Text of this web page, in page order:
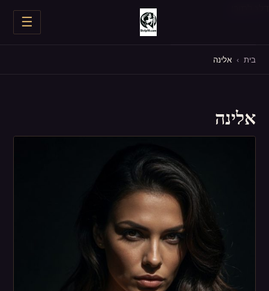
☰
חשפניות בצפון
חשפניות בדרום
מסיבת רווקים
עד הבית
מסיבת גירושין
בית › אלינה
אלינה